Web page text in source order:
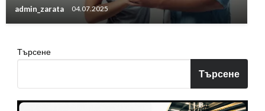
admin_zarata 04.07.2025
Търсене
Търсене